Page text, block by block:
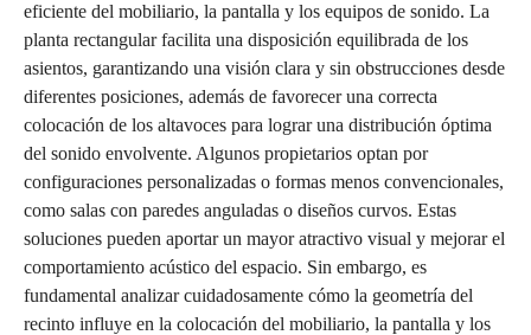
eficiente del mobiliario, la pantalla y los equipos de sonido. La
planta rectangular facilita una disposición equilibrada de los
asientos, garantizando una visión clara y sin obstrucciones desde
diferentes posiciones, además de favorecer una correcta
colocación de los altavoces para lograr una distribución óptima
del sonido envolvente. Algunos propietarios optan por
configuraciones personalizadas o formas menos convencionales,
como salas con paredes anguladas o diseños curvos. Estas
soluciones pueden aportar un mayor atractivo visual y mejorar el
comportamiento acústico del espacio. Sin embargo, es
fundamental analizar cuidadosamente cómo la geometría del
recinto influye en la colocación del mobiliario, la pantalla y los